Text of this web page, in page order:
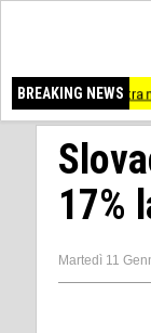
BREAKING NEWS
tra novelle e stelle
17%
Martedì 11